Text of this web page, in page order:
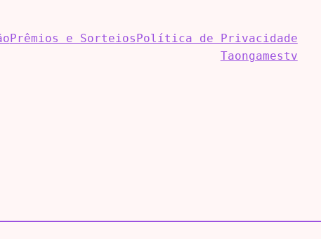
Prêmios e Sorteios Política de Privacidade
Taongamestv